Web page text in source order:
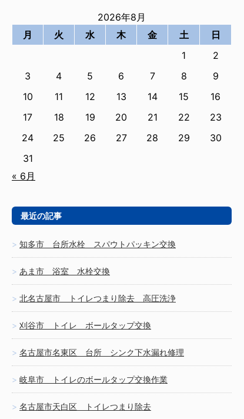
2026年8月
月
火 水 木 金 土
日
1
2
3
4 5 6 7 8
9
10
11 12 13 14 15
16
17
18 19 20 21 22
23
24
25 26 27 28 29
30
31
« 6月
最近の記事
知多市 台所水栓 スパウトパッキン交換
あま市 浴室 水栓交換
北名古屋市 トイレつまり除去 高圧洗浄
刈谷市 トイレ ボールタップ交換
名古屋市名東区 台所 シンク下水漏れ修理
岐阜市 トイレのボールタップ交換作業
名古屋市天白区 トイレつまり除去